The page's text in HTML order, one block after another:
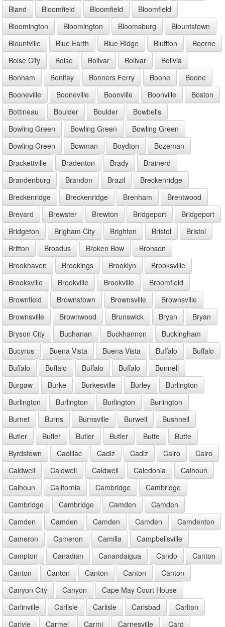
Bland
Bloomfield Bloomfield
Bloomfield
Bloomington
Bloomington Bloomsburg
Blountstown
Blountville
Blue Earth Blue Ridge Bluffton
Boerne
Boise City
Boise Bolivar Bolivar
Bolivia
Bonham
Bonifay Bonners Ferry Boone
Boone
Booneville
Booneville Boonville Boonville
Boston
Bottineau
Boulder Boulder
Bowbells
Bowling Green
Bowling Green
Bowling Green
Bowling Green
Bowman Boydton
Bozeman
Brackettville
Bradenton Brady
Brainerd
Brandenburg
Brandon Brazil
Breckenridge
Breckenridge
Breckenridge Brenham
Brentwood
Brevard
Brewster Brewton Bridgeport
Bridgeport
Bridgeton
Brigham City Brighton Bristol
Bristol
Britton
Broadus Broken Bow
Bronson
Brookhaven
Brookings Brooklyn
Brooksville
Brooksville
Brookville Brookville
Broomfield
Brownfield
Brownstown Brownsville
Brownsville
Brownsville
Brownwood Brunswick Bryan
Bryan
Bryson City
Buchanan Buckhannon
Buckingham
Bucyrus
Buena Vista Buena Vista Buffalo
Buffalo
Buffalo
Buffalo Buffalo Buffalo
Bunnell
Burgaw
Burke Burkesville Burley
Burlington
Burlington
Burlington Burlington
Burlington
Burnet
Burns Burnsville Burwell
Bushnell
Butler
Butler Butler Butler Butte
Butte
Byrdstown
Cadillac Cadiz Cadiz Cairo
Cairo
Caldwell
Caldwell Caldwell Caledonia
Calhoun
Calhoun
California Cambridge
Cambridge
Cambridge
Cambridge Camden
Camden
Camden
Camden Camden Camden
Camdenton
Cameron
Cameron Camilla
Campbellsville
Campton
Canadian Canandaigua Cando
Canton
Canton
Canton Canton Canton
Canton
Canyon City
Canyon
Cape May Court House
Carlinville
Carlisle Carlisle Carlsbad
Carlton
Carlyle
Carmel Carmi Carnesville Caro